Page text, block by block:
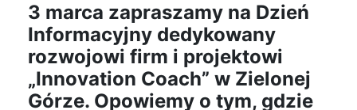
3 marca zapraszamy na Dzień
Informacyjny dedykowany
rozwojowi firm i projektowi
„Innovation Coach” w Zielonej
Górze. Opowiemy o tym, gdzie